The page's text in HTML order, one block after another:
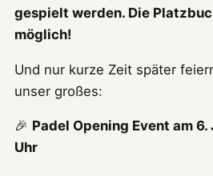
gespielt werden. Die
möglich!
Und nur kurze Zeit später
unser großes:
🎉 Padel Opening Event am
Uhr